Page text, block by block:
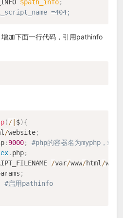
$path_info;
=404;
加下面一行代码，引用pathinfo
(/ $){
/website;
: 9000;
#php的容器名为myphp，端
. php;
/var/www/html/
;
#启用pathinfo